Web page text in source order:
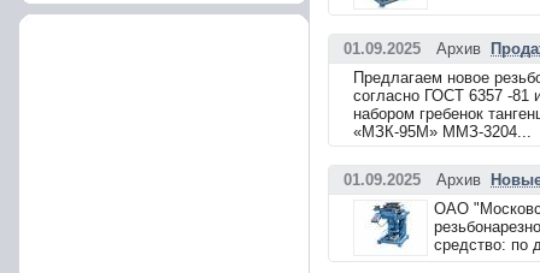
01.09.2025 Архив
Предлагаем новое
согласно ГОСТ 6357 -81
набором гребенок
«МЗК-95М» ММЗ-3204...
01.09.2025 Архив
ОАО
средство: по